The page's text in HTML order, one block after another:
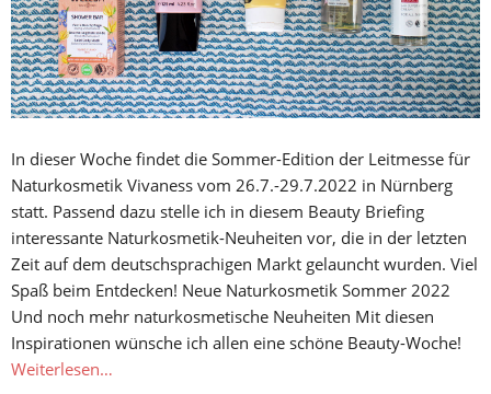
In dieser Woche findet die Sommer-Edition der Leitmesse für
Naturkosmetik Vivaness vom 26.7.-29.7.2022 in Nürnberg
statt. Passend dazu stelle ich in diesem Beauty Briefing
interessante Naturkosmetik-Neuheiten vor, die in der letzten
Zeit auf dem deutschsprachigen Markt gelauncht wurden. Viel
Spaß beim Entdecken! Neue Naturkosmetik Sommer 2022
Und noch mehr naturkosmetische Neuheiten Mit diesen
Inspirationen wünsche ich allen eine schöne Beauty-Woche!
Weiterlesen…